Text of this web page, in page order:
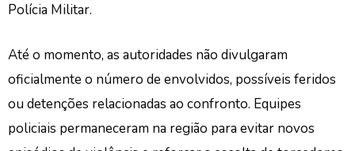
Polícia Militar.
Até o momento, as autoridades não divulgaram
oficialmente o número de envolvidos, possíveis feridos
ou detenções relacionadas ao confronto. Equipes
policiais permaneceram na região para evitar novos